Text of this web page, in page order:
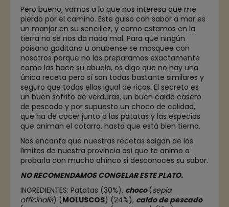
Pero bueno, vamos a lo que nos interesa que me
pierdo por el camino. Este guiso con sabor a mar es
un manjar en su sencillez, y como estamos en la
tierra no se nos da nada mal. Para que ningún
paisano gaditano u onubense se mosquee con
nosotros porque no las preparamos exactamente
como las hace su abuela, os digo que no hay una
única receta pero sí son todas bastante similares y
seguro que todas ellas igual de ricas. El secreto es
un buen sofrito de verduras, un buen caldo casero
de pescado y por supuesto un choco de calidad,
que ha de cocer junto a las patatas y las especias
que animan el cotarro, hasta que está bien tierno.
Nos encanta que nuestras recetas salgan de los
límites de nuestra provincia así que te animo a
probarla con mucho ahínco si desconoces su sabor.
NO RECOMENDAMOS CONGELAR ESTE PLATO.
INGREDIENTES: Patatas (30%), choco(sepia
officinalis) (MOLUSCOS) (24%), caldo de pescado